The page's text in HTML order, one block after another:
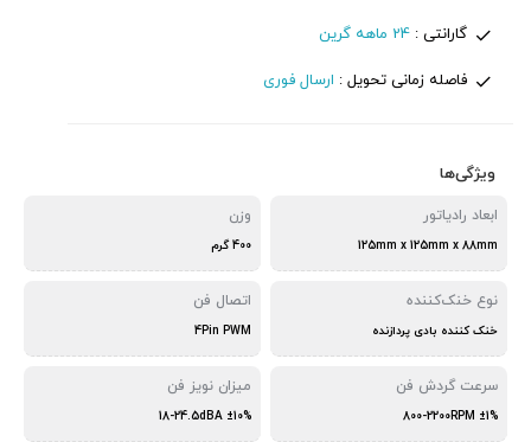
گارانتی :24 ماهه گرین
فاصله زمانی تحویل : ارسال فوری
ویژگی‌ها
ابعاد رادیاتور
125mm x 125mm x 88mm
وزن
400 گرم
نوع خنک‌کننده
خنک کننده بادی پردازنده
اتصال فن
4Pin PWM
سرعت گردش فن
800-2200RPM ±1%
میزان نویز فن
18-24.5dBA ±10%